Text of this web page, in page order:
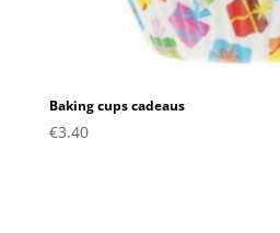
Baking cups cadeaus
€3.40